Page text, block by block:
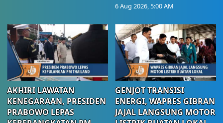
6 Aug 2026, 5:00 AM
AKHIRI LAWATAN
KENEGARAAN, PRESIDEN
PRABOWO LEPAS
GENJOT TRANSISI
ENERGI, WAPRES GIBRAN
JAJAL LANGSUNG MOTOR